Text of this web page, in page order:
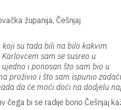
županija, Češnjaj
su tada bili na bilo kakvim
sam se susreo u
i ponosan što sam bio u
proživio i što sam ispunio
da će moći doći na dodjelu
čega bi se radije borio Češnjaj